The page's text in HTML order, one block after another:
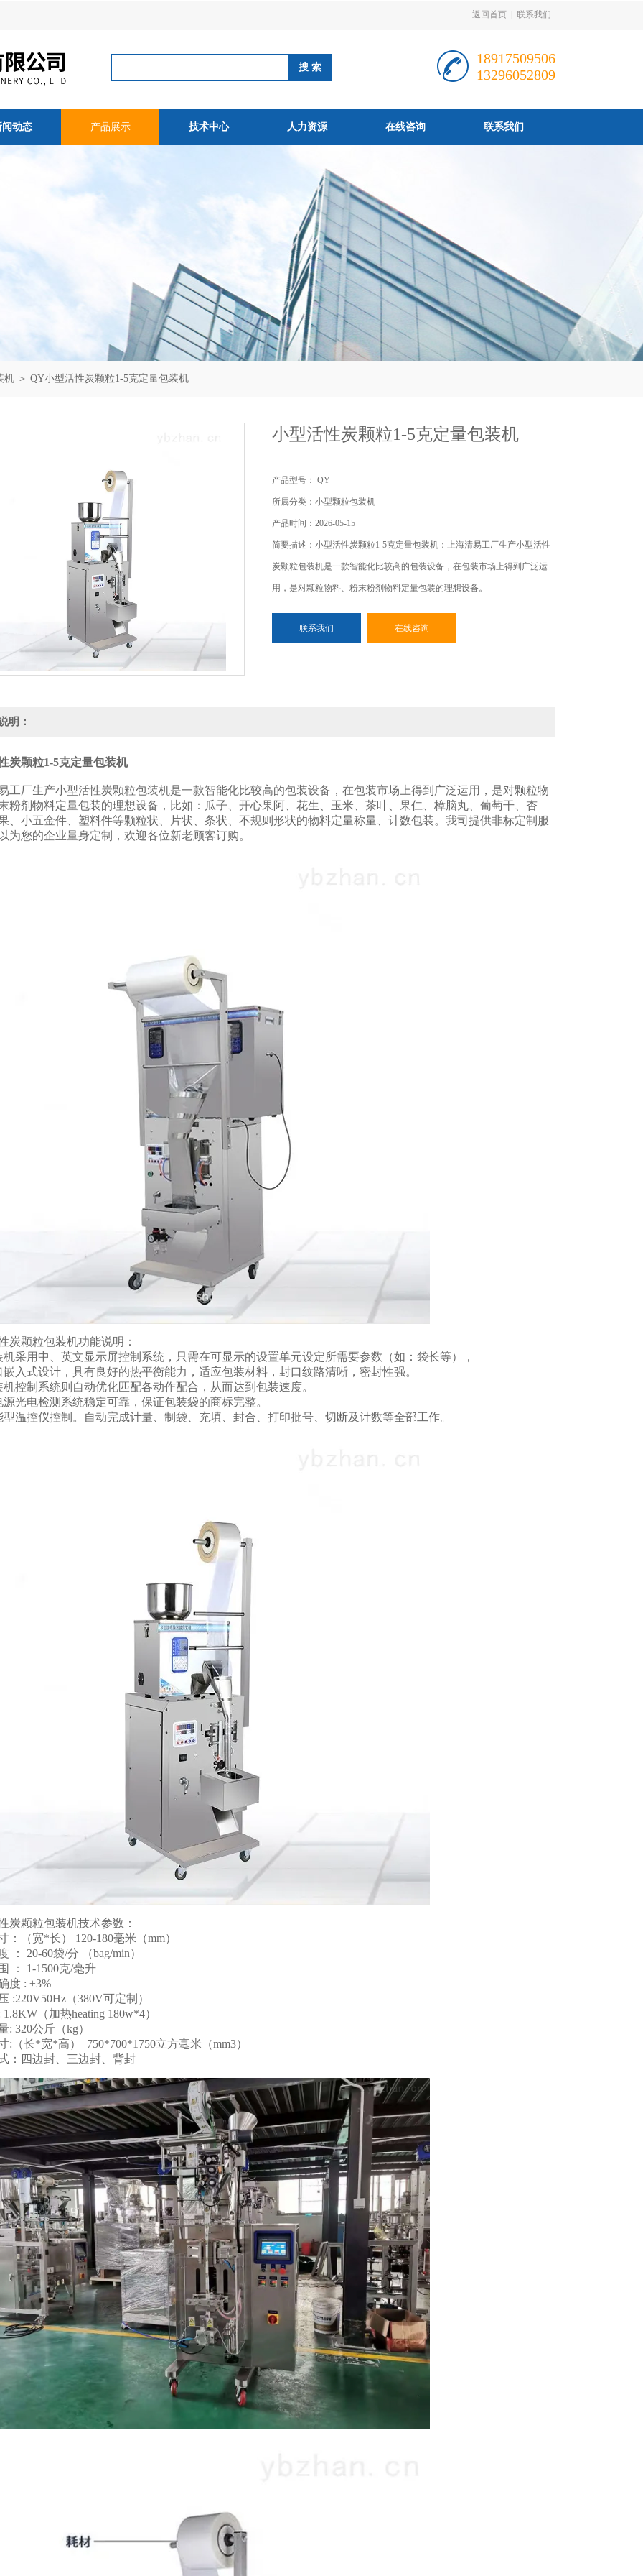
返回首页 联系我们
18917509506
13296052809
闻动态 产品展示 技术中心 人力资源 在线咨询 联系我们
机 ＞ QY小型活性炭颗粒1-5克定量包装机
小型活性炭颗粒1-5克定量包装机
产品型号： QY
所属分类：小型颗粒包装机
产品时间：2026-05-15
简要描述：小型活性炭颗粒1-5克定量包装机：上海清易工厂生产小型活性
炭颗粒包装机是一款智能化比较高的包装设备，在包装市场上得到广泛运
用，是对颗粒物料、粉末粉剂物料定量包装的理想设备。
联系我们 在线咨询
明：
炭颗粒1-5克定量包装机
工厂生产小型活性炭颗粒包装机是一款智能化比较高的包装设备，在包装市场上得到广泛运用，是对颗粒物
粉剂物料定量包装的理想设备，比如：瓜子、开心果阿、花生、玉米、茶叶、果仁、樟脑丸、葡萄干、杏
、小五金件、塑料件等颗粒状、片状、条状、不规则形状的物料定量称量、计数包装。我司提供非标定制服
为您的企业量身定制，欢迎各位新老顾客订购。
炭颗粒包装机功能说明：
机采用中、英文显示屏控制系统，只需在可显示的设置单元设定所需要参数（如：袋长等），
嵌入式设计，具有良好的热平衡能力，适应包装材料，封口纹路清晰，密封性强。
机控制系统则自动优化匹配各动作配合，从而达到包装速度。
源光电检测系统稳定可靠，保证包装袋的商标完整。
型温控仪控制。自动完成计量、制袋、充填、封合、打印批号、切断及计数等全部工作。
炭颗粒包装机技术参数：
：（宽*长） 120-180毫米（mm）
： 20-60袋/分 （bag/min）
： 1-1500克/毫升
度 : ±3%
:220V50Hz（380V可定制）
（加热heating 180w*4）
: 320公斤（kg）
:（长*宽*高） 750*700*1750立方毫米（mm3）
：四边封、三边封、背封